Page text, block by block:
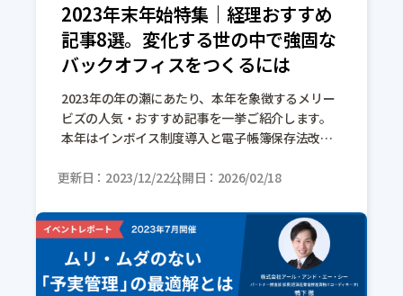
2023年末年始特集｜経理おすすめ
記事8選。変化する世の中で強固な
バックオフィスをつくるには
2023年の年の瀬にあたり、本年を象徴するメリー
ビズの人気・おすすめ記事を一挙ご紹介します。
本年はインボイス制度導入と電子帳簿保存法改正
に追われた1年となりました。 また「生 […]
更新日 2023/12/22公開日 2026/02/18